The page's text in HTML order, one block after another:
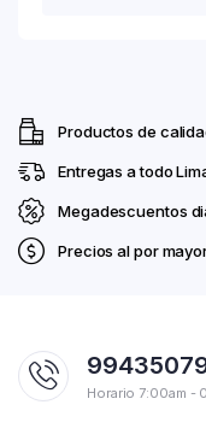
Productos de
Entregas a todo
Megadescuentos
Precios al por
Horario 7:00am -